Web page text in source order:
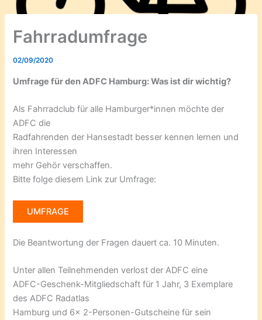
Fahrradumfrage
02/09/2020
Umfrage für den ADFC Hamburg: Was ist dir wichtig?
Als Fahrradclub für alle Hamburger*innen möchte der
ADFC die
Radfahrenden der Hansestadt besser kennen lernen und
ihren Interessen
mehr Gehör verschaffen.
Bitte folge diesem Link zur Umfrage:
UMFRAGE
Die Beantwortung der Fragen dauert ca. 10 Minuten.
Unter allen Teilnehmenden verlost der ADFC eine
ADFC-Geschenk-Mitgliedschaft für 1 Jahr, 3 Exemplare
des ADFC Radatlas
Hamburg und 6x 2-Personen-Gutscheine für sein